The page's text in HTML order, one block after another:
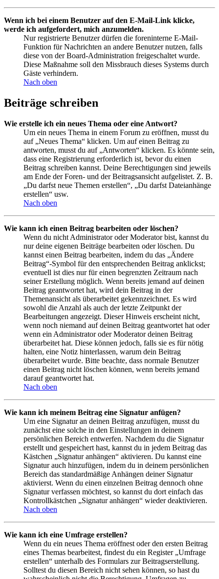
Wenn ich bei einem Benutzer auf den E-Mail-Link klicke,
werde ich aufgefordert, mich anzumelden.
Nur registrierte Benutzer dürfen die foreninterne E-Mail-
Funktion für Nachrichten an andere Benutzer nutzen, falls
diese von der Board-Administration freigeschaltet wurde.
Diese Maßnahme soll den Missbrauch dieses Systems durch
Gäste verhindern.
Nach oben
Beiträge schreiben
Wie erstelle ich ein neues Thema oder eine Antwort?
Um ein neues Thema in einem Forum zu eröffnen, musst du
auf „Neues Thema“ klicken. Um auf einen Beitrag zu
antworten, musst du auf „Antworten“ klicken. Es könnte sein,
dass eine Registrierung erforderlich ist, bevor du einen
Beitrag schreiben kannst. Deine Berechtigungen sind jeweils
am Ende der Foren- und der Beitragsansicht aufgelistet. Z. B.
„Du darfst neue Themen erstellen“, „Du darfst Dateianhänge
erstellen“ usw.
Nach oben
Wie kann ich einen Beitrag bearbeiten oder löschen?
Wenn du nicht Administrator oder Moderator bist, kannst du
nur deine eigenen Beiträge bearbeiten oder löschen. Du
kannst einen Beitrag bearbeiten, indem du das „Ändere
Beitrag“-Symbol für den entsprechenden Beitrag anklickst;
eventuell ist dies nur für einen begrenzten Zeitraum nach
seiner Erstellung möglich. Wenn bereits jemand auf deinen
Beitrag geantwortet hat, wird dein Beitrag in der
Themenansicht als überarbeitet gekennzeichnet. Es wird
sowohl die Anzahl als auch der letzte Zeitpunkt der
Bearbeitungen angezeigt. Dieser Hinweis erscheint nicht,
wenn noch niemand auf deinen Beitrag geantwortet hat oder
wenn ein Administrator oder Moderator deinen Beitrag
überarbeitet hat. Diese können jedoch, falls sie es für nötig
halten, eine Notiz hinterlassen, warum dein Beitrag
überarbeitet wurde. Bitte beachte, dass normale Benutzer
einen Beitrag nicht löschen können, wenn bereits jemand
darauf geantwortet hat.
Nach oben
Wie kann ich meinem Beitrag eine Signatur anfügen?
Um eine Signatur an deinen Beitrag anzufügen, musst du
zunächst eine solche in den Einstellungen in deinem
persönlichen Bereich entwerfen. Nachdem du die Signatur
erstellt und gespeichert hast, kannst du in jedem Beitrag das
Kästchen „Signatur anhängen“ aktivieren. Du kannst eine
Signatur auch hinzufügen, indem du in deinem persönlichen
Bereich das standardmäßige Anhängen deiner Signatur
aktivierst. Wenn du einen einzelnen Beitrag dennoch ohne
Signatur verfassen möchtest, so kannst du dort einfach das
Kontrollkästchen „Signatur anhängen“ wieder deaktivieren.
Nach oben
Wie kann ich eine Umfrage erstellen?
Wenn du ein neues Thema eröffnest oder den ersten Beitrag
eines Themas bearbeitest, findest du ein Register „Umfrage
erstellen“ unterhalb des Formulars zur Beitragserstellung.
Solltest du diesen Bereich nicht sehen können, so hast du